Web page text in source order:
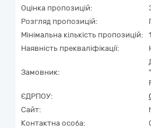
Оцінка пропозицій:
Розгляд пропозицій:
Мінімальна кількість пропозицій:
1
Наявність прекваліфікації:
Замовник:
ЄДРПОУ:
Сайт:
Контактна особа: